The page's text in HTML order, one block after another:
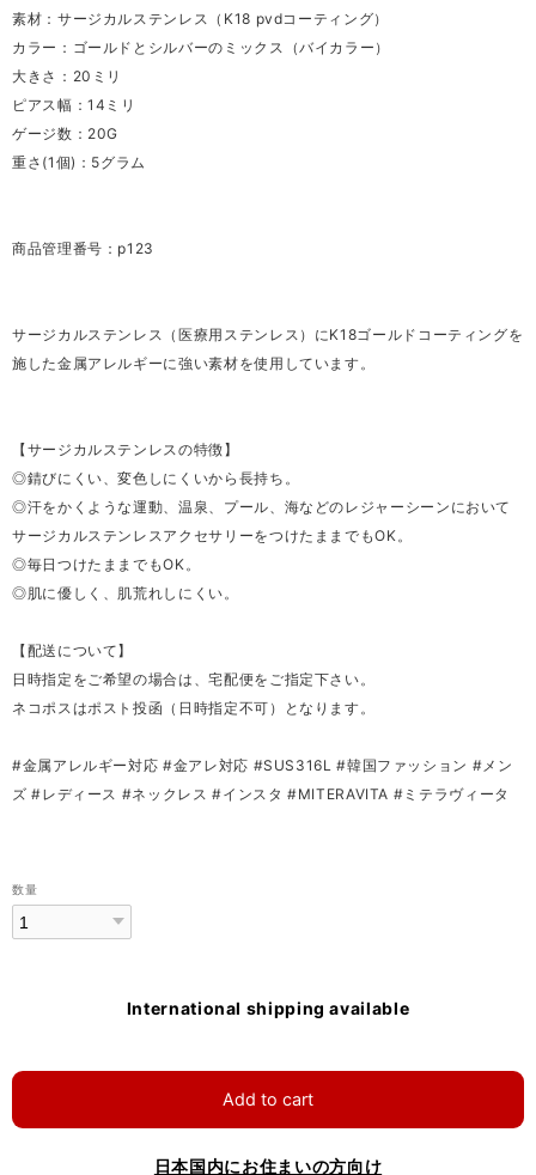
素材：サージカルステンレス（K18 pvdコーティング）
カラー：ゴールドとシルバーのミックス（バイカラー）
大きさ：20ミリ
ピアス幅：14ミリ
ゲージ数：20G
重さ(1個)：5グラム
商品管理番号：p123
サージカルステンレス（医療用ステンレス）にK18ゴールドコーティングを
施した金属アレルギーに強い素材を使用しています。
【サージカルステンレスの特徴】
◎錆びにくい、変色しにくいから長持ち。
◎汗をかくような運動、温泉、プール、海などのレジャーシーンにおいて
サージカルステンレスアクセサリーをつけたままでもOK。
◎毎日つけたままでもOK。
◎肌に優しく、肌荒れしにくい。
【配送について】
日時指定をご希望の場合は、宅配便をご指定下さい。
ネコポスはポスト投函（日時指定不可）となります。
#金属アレルギー対応 #金アレ対応 #SUS316L #韓国ファッション #メン
ズ #レディース #ネックレス #インスタ #MITERAVITA #ミテラヴィータ
数量
International shipping available
Add to cart
日本国内にお住まいの方向け